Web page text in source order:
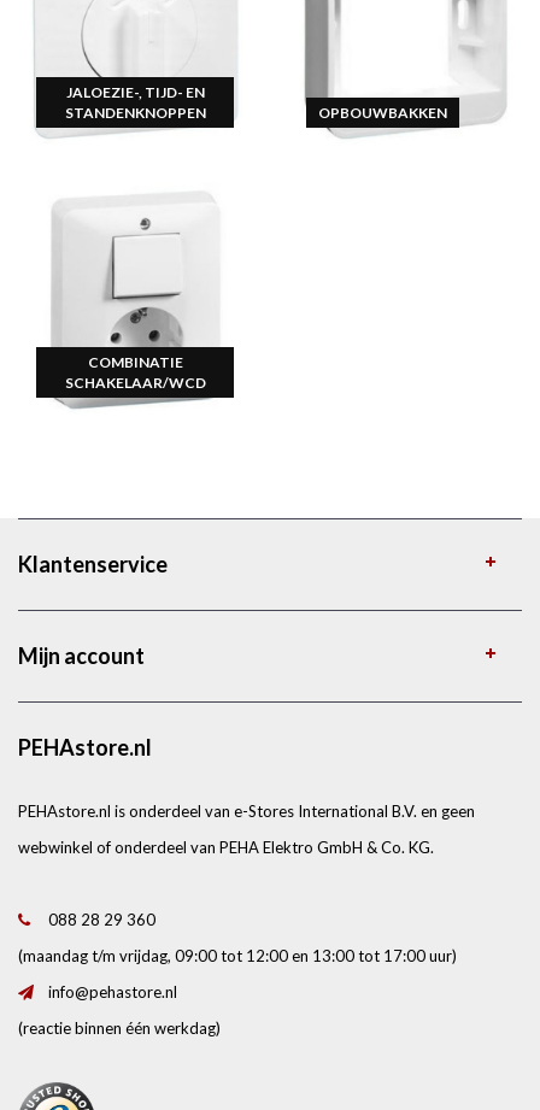
JALOEZIE-, TIJD- EN
STANDENKNOPPEN
OPBOUWBAKKEN
COMBINATIE
SCHAKELAAR/WCD
Klantenservice
Mijn account
PEHAstore.nl
PEHAstore.nl is onderdeel van e-Stores International B.V. en geen
webwinkel of onderdeel van PEHA Elektro GmbH & Co. KG.
088 28 29 360
(maandag t/m vrijdag, 09:00 tot 12:00 en 13:00 tot 17:00 uur)
info@pehastore.nl
(reactie binnen één werkdag)